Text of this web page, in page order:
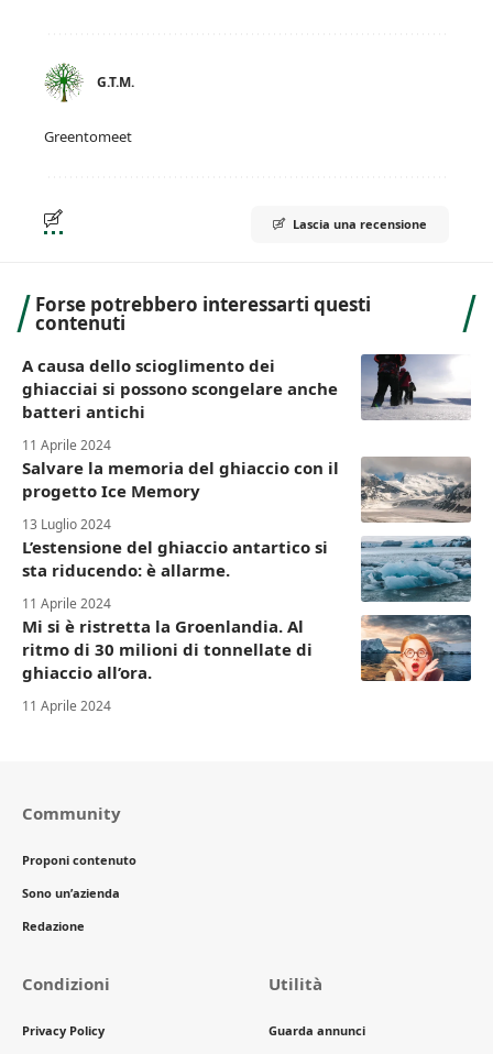
G.T.M.
Greentomeet
Lascia una recensione
Forse potrebbero interessarti questi
contenuti
A causa dello scioglimento dei
ghiacciai si possono scongelare anche
batteri antichi
11 Aprile 2024
Salvare la memoria del ghiaccio con il
progetto Ice Memory
13 Luglio 2024
L’estensione del ghiaccio antartico si
sta riducendo: è allarme.
11 Aprile 2024
Mi si è ristretta la Groenlandia. Al
ritmo di 30 milioni di tonnellate di
ghiaccio all’ora.
11 Aprile 2024
Community
Proponi contenuto
Sono un’azienda
Redazione
Condizioni
Privacy Policy
Utilità
Guarda annunci